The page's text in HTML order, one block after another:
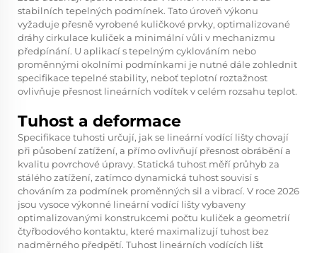
stabilních tepelných podmínek. Tato úroveň výkonu
vyžaduje přesně vyrobené kuličkové prvky, optimalizované
dráhy cirkulace kuliček a minimální vůli v mechanizmu
předpínání. U aplikací s tepelným cyklováním nebo
proměnnými okolními podmínkami je nutné dále zohlednit
specifikace tepelné stability, neboť teplotní roztažnost
ovlivňuje přesnost lineárních vodítek v celém rozsahu teplot.
Tuhost a deformace
Specifikace tuhosti určují, jak se lineární vodící lišty chovají
při působení zatížení, a přímo ovlivňují přesnost obrábění a
kvalitu povrchové úpravy. Statická tuhost měří průhyb za
stálého zatížení, zatímco dynamická tuhost souvisí s
chováním za podmínek proměnných sil a vibrací. V roce 2026
jsou vysoce výkonné lineární vodící lišty vybaveny
optimalizovanými konstrukcemi počtu kuliček a geometrií
čtyřbodového kontaktu, které maximalizují tuhost bez
nadměrného předpětí. Tuhost lineárních vodících lišt